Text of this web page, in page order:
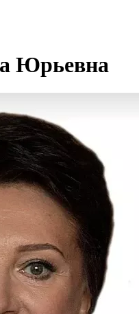
Юрьевна